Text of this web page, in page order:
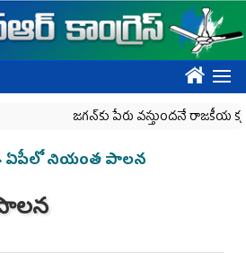
????
జగన్‌కు పేరు వస్తుందనే రాజకీయ కక్షతో దిశ
ఏపీలో నియంత పాలన